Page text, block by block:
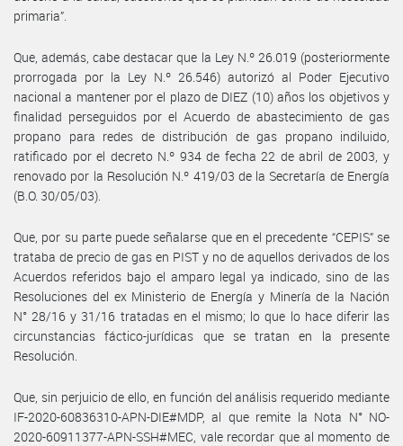
primaria”.
Que, además, cabe destacar que la Ley N.º 26.019 (posteriormente
prorrogada por la Ley N.º 26.546) autorizó al Poder Ejecutivo
nacional a mantener por el plazo de DIEZ (10) años los objetivos y
finalidad perseguidos por el Acuerdo de abastecimiento de gas
propano para redes de distribución de gas propano indiluido,
ratificado por el decreto N.º 934 de fecha 22 de abril de 2003, y
renovado por la Resolución N.º 419/03 de la Secretaría de Energía
(B.O. 30/05/03).
Que, por su parte puede señalarse que en el precedente “CEPIS” se
trataba de precio de gas en PIST y no de aquellos derivados de los
Acuerdos referidos bajo el amparo legal ya indicado, sino de las
Resoluciones del ex Ministerio de Energía y Minería de la Nación
N° 28/16 y 31/16 tratadas en el mismo; lo que lo hace diferir las
circunstancias fáctico-jurídicas que se tratan en la presente
Resolución.
Que, sin perjuicio de ello, en función del análisis requerido mediante
IF-2020-60836310-APN-DIE#MDP, al que remite la Nota N° NO-
2020-60911377-APN-SSH#MEC, vale recordar que al momento de